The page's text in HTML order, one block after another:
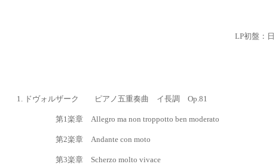
LP初盤：
1. ドヴォルザーク ピアノ五重奏曲 イ長調 Op.81
第1楽章 Allegro ma non troppotto ben moderato
第2楽章 Andante con moto
第3楽章 Scherzo molto vivace